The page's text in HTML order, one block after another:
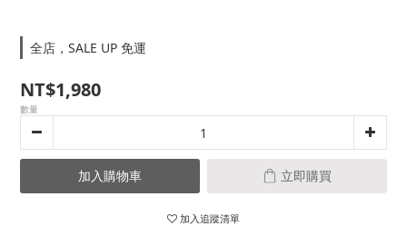
全店，SALE UP 免運
NT$1,980
數量
加入購物車 立即購買
加入追蹤清單